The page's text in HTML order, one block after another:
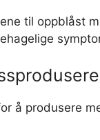
til oppblåst
å produsere